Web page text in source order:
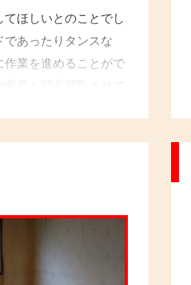
ほしいとのことでし
あったりタンスな
業を進めることがで
具も回収買取させて